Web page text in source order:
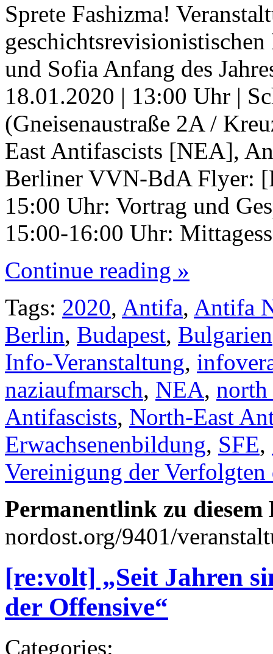
Sprete Fashizma!
und Sofia Anfang des
18.01.2020 | 13:00 Uhr |
(Gneisenaustraße 2A /
East Antifascists [NEA],
Berliner VVN-BdA Flyer:
15:00 Uhr: Vortrag und
15:00-16:00 Uhr:
Continue reading »
Tags: 2020, Antifa, Antifa
Berlin, Budapest, Bulgarien
Info-Veranstaltung,
naziaufmarsch, NEA, north
Antifascists, North-East
Erwachsenenbildung, SFE,
Vereinigung der Verfolgten
Permanentlink zu
nordost.org/9401/
[re:volt] „Seit Jahren
der Offensive“
Categories: